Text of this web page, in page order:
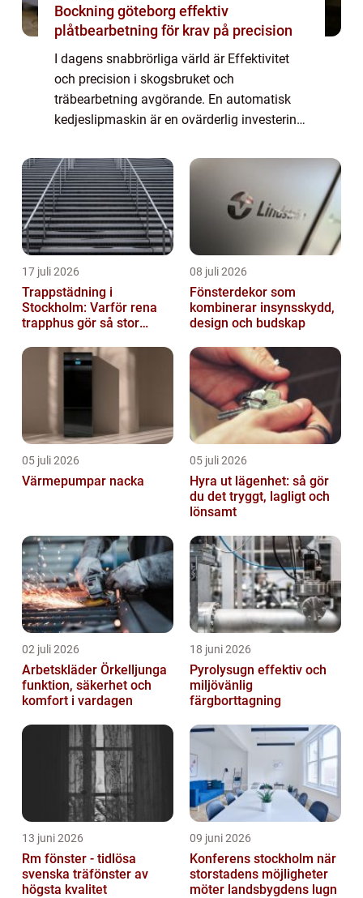
Bockning göteborg effektiv
plåtbearbetning för krav på precision
I dagens snabbrörliga värld är Effektivitet
och precision i skogsbruket och
träbearbetning avgörande. En automatisk
kedjeslipmaskin är en ovärderlig investering
Geno...
17 juli 2026
Trappstädning i
Stockholm: Varför rena
trapphus gör så stor
08 juli 2026
Fönsterdekor som
kombinerar insynsskydd,
design och budskap
05 juli 2026
Värmepumpar nacka
05 juli 2026
Hyra ut lägenhet: så gör
du det tryggt, lagligt och
lönsamt
02 juli 2026
Arbetskläder Örkelljunga
funktion, säkerhet och
komfort i vardagen
18 juni 2026
Pyrolysugn effektiv och
miljövänlig
färgborttagning
13 juni 2026
Rm fönster - tidlösa
svenska träfönster av
högsta kvalitet
09 juni 2026
Konferens stockholm när
storstadens möjligheter
möter landsbygdens lugn